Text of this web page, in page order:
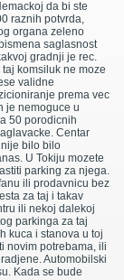
da bi ste
raznih potvrda,
organa zeleno
saglasnost
gradnji je rec.
komsiluk ne moze
validne
prema vec
je nemoguce u
50 porodicnih
Centar
bilo bilo
U Tokiju mozete
parking za njega.
ili prodavnicu bez
za taj i takav
ili nekoj dalekoj
parkinga za taj
kuca i stanova u toj
novim potrebama, ili
Automobilski
Kada se bude